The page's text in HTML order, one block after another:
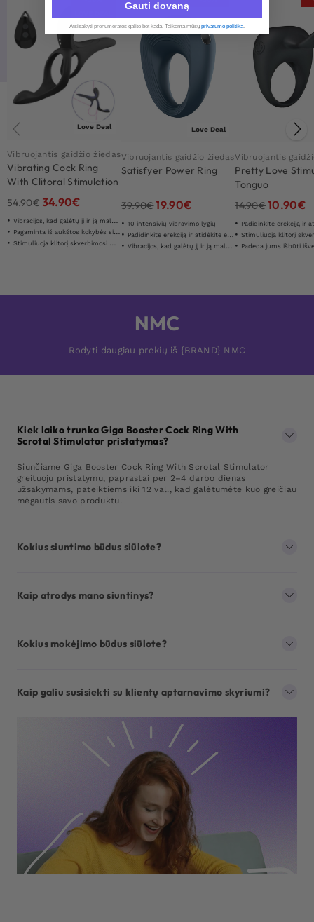
Love Deal
Vibruojantis gaidžio žiedas
Vibrating Cock Ring
With Clitoral Stimulation
54.90€34.90€
Vibracijos, kad galėtų jį ir ją maloniai
Pagaminta iš aukštos kokybės silikono
Stimuliuoja klitorį skverbimosi metu
Love Deal
Vibruojantis gaidžio žiedas
Satisfyer Power Ring
39.90€19.90€
10 intensivių vibravimo lygių
Padidinkite erekciją ir atidėkite ejakuliaciją
Vibracijos, kad galėtų jį ir ją maloniai
Vibruojantis
Pretty Love
Tonguo
14.90€10.90€
Padidinkite erekciją ir
Stimuliuoja klitorį
Padeda jums išbūti
NMC
Rodyti daugiau prekių iš {BRAND} NMC
Kiek laiko trunka Giga Booster Cock Ring With
Scrotal Stimulator pristatymas?
Siunčiame Giga Booster Cock Ring With Scrotal Stimulator
greituoju pristatymu, paprastai per 2–4 darbo dienas
užsakymams, pateiktiems iki 12 val., kad galėtumėte kuo greičiau
mėgautis savo produktu.
Kokius siuntimo būdus siūlote?
Kaip atrodys mano siuntinys?
Kokius mokėjimo būdus siūlote?
Kaip galiu susisiekti su klientų aptarnavimo skyriumi?
Gauti dovaną
Atsisakyti prenumeratos galite bet kada. Taikoma mūsų privatumo politika.​